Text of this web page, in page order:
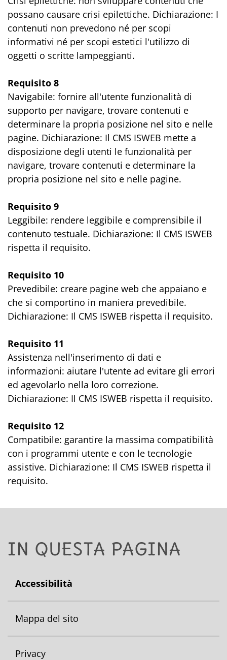
possano causare crisi epilettiche. Dichiarazione: I
contenuti non prevedono né per scopi
informativi né per scopi estetici l'utilizzo di
oggetti o scritte lampeggianti.
Requisito 8
Navigabile: fornire all'utente funzionalità di
supporto per navigare, trovare contenuti e
determinare la propria posizione nel sito e nelle
pagine. Dichiarazione: Il CMS ISWEB mette a
disposizione degli utenti le funzionalità per
navigare, trovare contenuti e determinare la
propria posizione nel sito e nelle pagine.
Requisito 9
Leggibile: rendere leggibile e comprensibile il
contenuto testuale. Dichiarazione: Il CMS ISWEB
rispetta il requisito.
Requisito 10
Prevedibile: creare pagine web che appaiano e
che si comportino in maniera prevedibile.
Dichiarazione: Il CMS ISWEB rispetta il requisito.
Requisito 11
Assistenza nell'inserimento di dati e
informazioni: aiutare l'utente ad evitare gli errori
ed agevolarlo nella loro correzione.
Dichiarazione: Il CMS ISWEB rispetta il requisito.
Requisito 12
Compatibile: garantire la massima compatibilità
con i programmi utente e con le tecnologie
assistive. Dichiarazione: Il CMS ISWEB rispetta il
requisito.
IN QUESTA PAGINA
Accessibilità
Mappa del sito
Privacy